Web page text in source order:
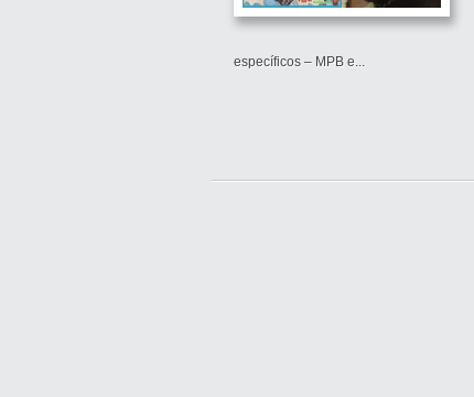
específicos – MPB e...